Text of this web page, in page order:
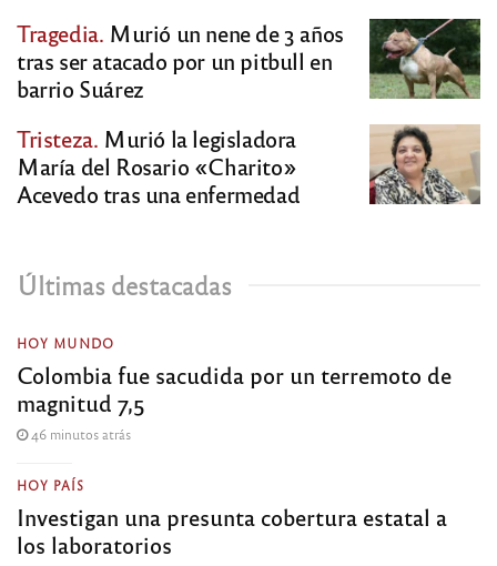
Tragedia. Murió un nene de 3 años
tras ser atacado por un pitbull en
barrio Suárez
Tristeza. Murió la legisladora
María del Rosario «Charito»
Acevedo tras una enfermedad
Últimas destacadas
HOY MUNDO
Colombia fue sacudida por un terremoto de
magnitud 7,5
46 minutos atrás
HOY PAÍS
Investigan una presunta cobertura estatal a
los laboratorios